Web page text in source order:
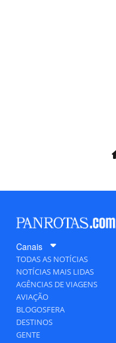
Canais
TODAS AS NOTÍCIAS
NOTÍCIAS MAIS LIDAS
AGÊNCIAS DE VIAGENS
AVIAÇÃO
BLOGOSFERA
DESTINOS
GENTE